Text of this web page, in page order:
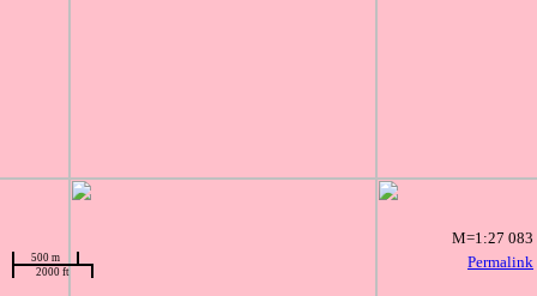
Permalink
500 m
2000 ft
M=1:27 083